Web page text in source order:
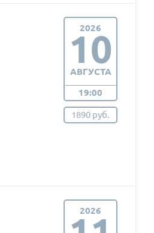
2026
10
АВГУСТА
19:00
1890 руб.
2026